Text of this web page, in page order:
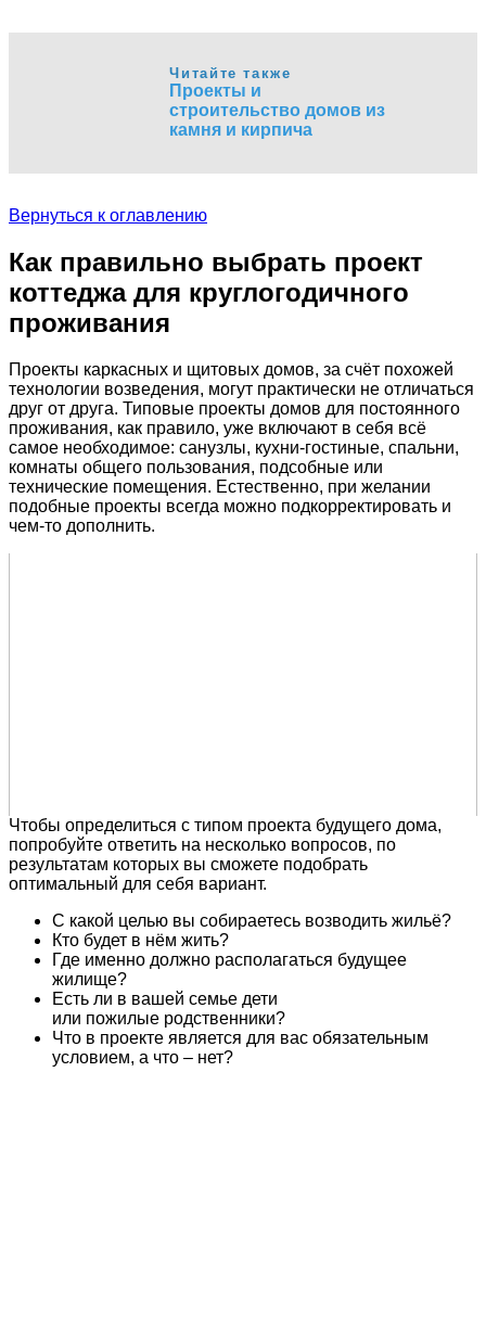
Читайте также
Проекты и
строительство домов из
камня и кирпича
Вернуться к оглавлению
Как правильно выбрать проект
коттеджа для круглогодичного
проживания
Проекты каркасных и щитовых домов, за счёт похожей
технологии возведения, могут практически не отличаться
друг от друга. Типовые проекты домов для постоянного
проживания, как правило, уже включают в себя всё
самое необходимое: санузлы, кухни-гостиные, спальни,
комнаты общего пользования, подсобные или
технические помещения. Естественно, при желании
подобные проекты всегда можно подкорректировать и
чем-то дополнить.
Чтобы определиться с типом проекта будущего дома,
попробуйте ответить на несколько вопросов, по
результатам которых вы сможете подобрать
оптимальный для себя вариант.
С какой целью вы собираетесь возводить жильё?
Кто будет в нём жить?
Где именно должно располагаться будущее
жилище?
Есть ли в вашей семье дети
или пожилые родственники?
Что в проекте является для вас обязательным
условием, а что – нет?